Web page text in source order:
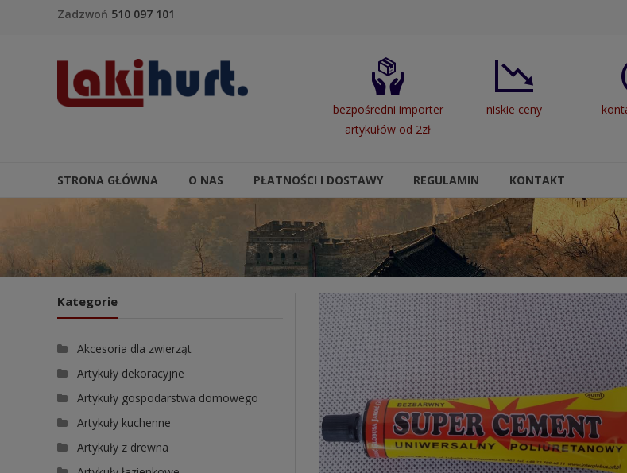
Skip to contentZadzwoń 510 097 101
LakiHurt
bezpośredni importer
artykułów od 2zł
niskie ceny
STRONA GŁÓWNA O NAS PŁATNOŚCI I DOSTAWY REGULAMIN KONTAKT
Kategorie
Akcesoria dla zwierząt
Artykuły dekoracyjne
Artykuły gospodarstwa domowego
Artykuły kuchenne
Artykuły z drewna